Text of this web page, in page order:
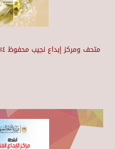
متحف ومركز إبداع نجيب محفوظ ١١٤ عاماً على ميلاد صاحب الثلاثية